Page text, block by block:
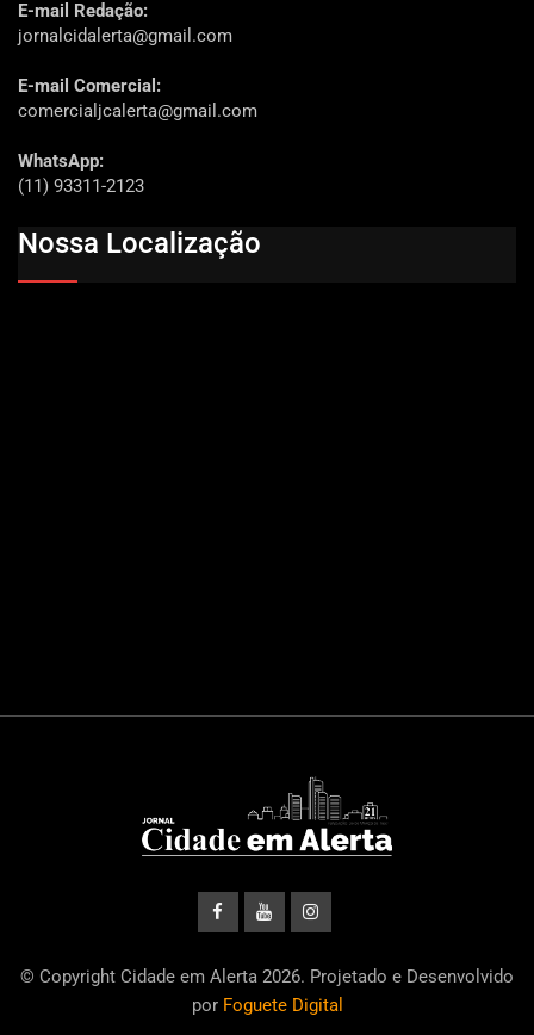
E-mail Redação:
jornalcidalerta@gmail.com
E-mail Comercial:
comercialjcalerta@gmail.com
WhatsApp:
(11) 93311-2123
Nossa Localização
© Copyright Cidade em Alerta 2026. Projetado e Desenvolvido
por Foguete Digital